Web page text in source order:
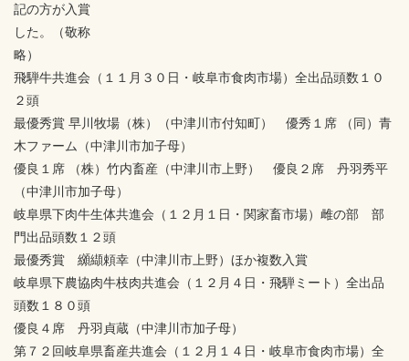
記の方が入賞
した。（敬称
略）
飛騨牛共進会（１１月３０日・岐阜市食肉市場）全出品頭数１０
２頭
最優秀賞 早川牧場（株）（中津川市付知町） 優秀１席 （同）青
木ファーム（中津川市加子母）
優良１席 （株）竹内畜産（中津川市上野） 優良２席 丹羽秀平
（中津川市加子母）
岐阜県下肉牛生体共進会（１２月１日・関家畜市場）雌の部 部
門出品頭数１２頭
最優秀賞 纐纈頼幸（中津川市上野）ほか複数入賞
岐阜県下農協肉牛枝肉共進会（１２月４日・飛騨ミート）全出品
頭数１８０頭
優良４席 丹羽貞蔵（中津川市加子母）
第７２回岐阜県畜産共進会（１２月１４日・岐阜市食肉市場）全